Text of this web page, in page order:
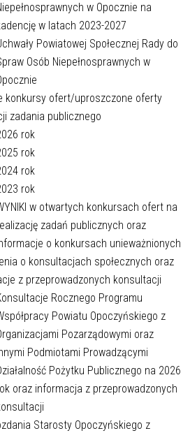
w Opocznie na
w latach 2023-2027
Powiatowej Społecznej Rady do
Osób Niepełnosprawnych w
konkursy ofert/uproszczone oferty
zadania publicznego
rok
rok
rok
rok
w otwartych konkursach ofert na
zadań publicznych oraz
o konkursach unieważnionych
o konsultacjach społecznych oraz
z przeprowadzonych konsultacji
Rocznego Programu
Powiatu Opoczyńskiego z
Pozarządowymi oraz
Podmiotami Prowadzącymi
Pożytku Publicznego na 2026
oraz informacja z przeprowadzonych
Starosty Opoczyńskiego z